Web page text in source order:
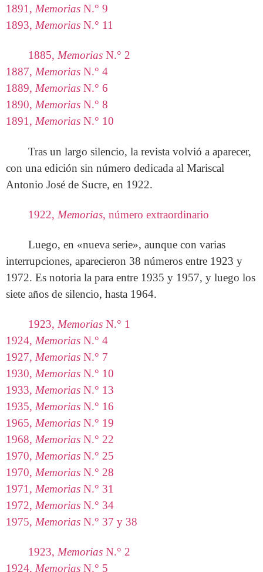
1891, Memorias N.° 9
1893, Memorias N.° 11
1885,Memorias N.° 2
1887, Memorias N.° 4
1889, Memorias N.° 6
1890, Memorias N.° 8
1891, Memorias N.° 10
Tras un largo silencio, la revista volvió a aparecer,
con una edición sin número dedicada al Mariscal
Antonio José de Sucre, en 1922.
1922, Memorias, número extraordinario
Luego, en «nueva serie», aunque con varias
interrupciones, aparecieron 38 números entre 1923 y
1972. Es notoria la para entre 1935 y 1957, y luego los
siete años de silencio, hasta 1964.
1923, Memorias N.° 1
1924, Memorias N.° 4
1927, Memorias N.° 7
1930, Memorias N.° 10
1933, Memorias N.° 13
1935, Memorias N.° 16
1965, Memorias N.° 19
1968, Memorias N.° 22
1970, Memorias N.° 25
1970, Memorias N.° 28
1971, Memorias N.° 31
1972, Memorias N.° 34
1975, Memorias N.° 37 y 38
1923, Memorias N.° 2
1924, Memorias N.° 5